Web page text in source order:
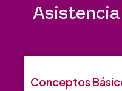
Conceptos